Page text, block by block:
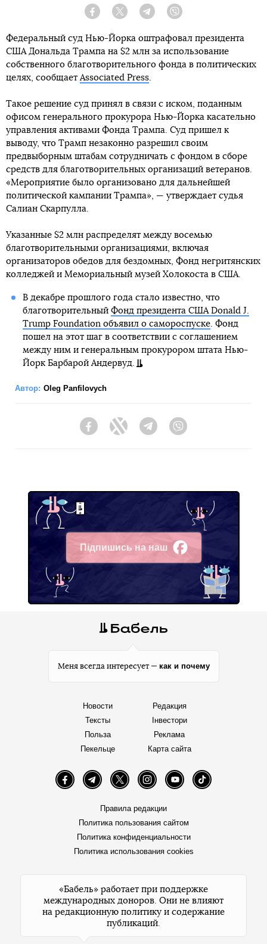
Facebook Twitter Telegram
Федеральный суд Нью-Йорка оштрафовал президента
США Дональда Трампа на $2 млн за использование
собственного благотворительного фонда в политических
целях, сообщаетAssociated Press.
Такое решение суд принял в связи с иском, поданным
офисом генерального прокурора Нью-Йорка касательно
управления активами Фонда Трампа. Суд пришел к
выводу, что Трамп незаконно разрешил своим
предвыборным штабам сотрудничать с фондом в сборе
средств для благотворительных организаций ветеранов.
«Мероприятие было организовано для дальнейшей
политической кампании Трампа», — утверждает судья
Салиан Скарпулла.
Указанные $2 млн распределят между восемью
благотворительными организациями, включая
организаторов обедов для бездомных, Фонд негритянских
колледжей и Мемориальный музей Холокоста в США.
В декабре прошлого года стало известно, что
благотворительный Фонд президента США Donald J.
Trump Foundation объявил о самороспуске. Фонд
пошел на этот шаг в соответствии с соглашением
между ним и генеральным прокурором штата Нью-
Йорк Барбарой Андервуд.
Автор: Oleg Panfilovych
FacebookTwitter Telegram
Підпишись на наш
Facebook
Меня всегда интересует — как и почему
Новости
Тексты
Польза
Пекельце
Редакция
Інвестори
Реклама
Карта сайта
FacebookTelegramTwitter InstagramYouTube TikTok
Правила редакции
Политика пользования сайтом
Политика конфиденциальности
Политика использования cookies
«Бабель» работает при поддержке
международных доноров. Они не влияют
на редакционную политику и содержание
публикаций.